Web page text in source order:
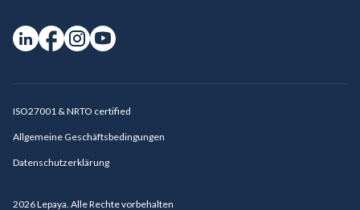
2026Lepaya. Alle Rechte vorbehalten
ISO27001 & NRTO certified
Allgemeine Geschäftsbedingungen
Datenschutzerklärung